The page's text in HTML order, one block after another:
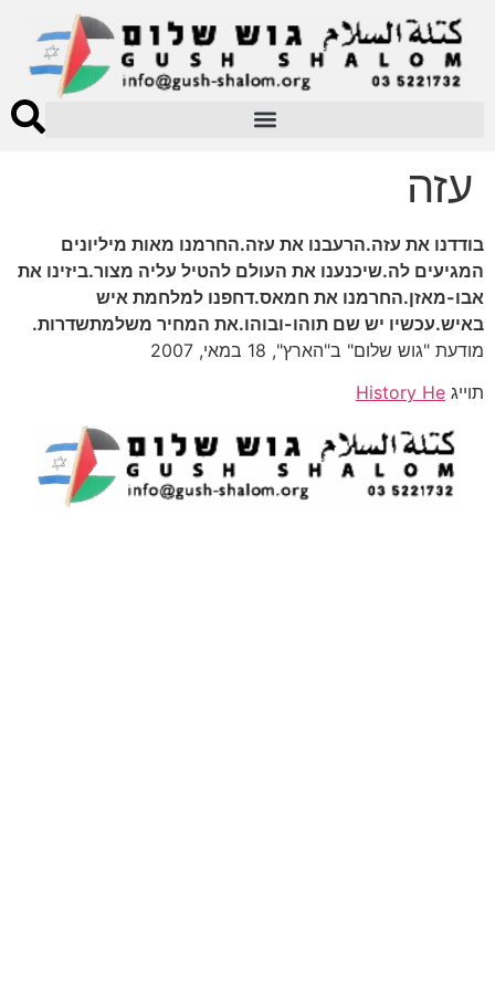
עזה
בודדנו את עזה.הרעבנו את עזה.החרמנו מאות מיליונים
המגיעים לה.שיכנענו את העולם להטיל עליה מצור.ביזינו את
אבו-מאזן.החרמנו את חמאס.דחפנו למלחמת איש
באיש.עכשיו יש שם תוהו-ובוהו.את המחיר משלמתשדרות.
מודעת "גוש שלום" ב"הארץ", 18 במאי, 2007
תוייג History He